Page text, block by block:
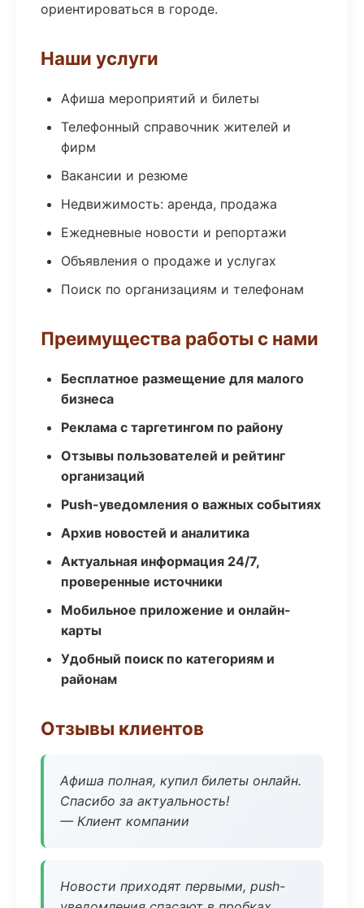
ориентироваться в городе.
Наши услуги
Афиша мероприятий и билеты
Телефонный справочник жителей и
фирм
Вакансии и резюме
Недвижимость: аренда, продажа
Ежедневные новости и репортажи
Объявления о продаже и услугах
Поиск по организациям и телефонам
Преимущества работы с нами
Бесплатное размещение для малого
бизнеса
Реклама с таргетингом по району
Отзывы пользователей и рейтинг
организаций
Push-уведомления о важных событиях
Архив новостей и аналитика
Актуальная информация 24/7,
проверенные источники
Мобильное приложение и онлайн-
карты
Удобный поиск по категориям и
районам
Отзывы клиентов
Афиша полная, купил билеты онлайн.
Спасибо за актуальность!
— Клиент компании
Новости приходят первыми, push-